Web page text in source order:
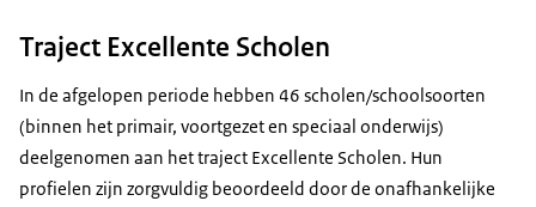
Traject Excellente Scholen
In de afgelopen periode hebben 46 scholen/schoolsoorten
(binnen het primair, voortgezet en speciaal onderwijs)
deelgenomen aan het traject Excellente Scholen. Hun
profielen zijn zorgvuldig beoordeeld door de onafhankelijke